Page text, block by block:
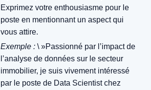
Exprimez votre enthousiasme pour le
poste en mentionnant un aspect qui
vous attire.
Exemple : \ »Passionné par l’impact de
l’analyse de données sur le secteur
immobilier, je suis vivement intéressé
par le poste de Data Scientist chez